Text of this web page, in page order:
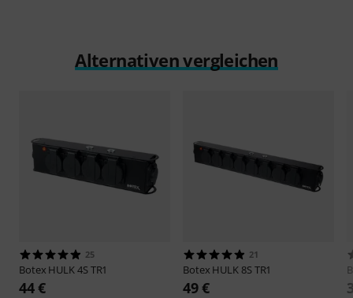
Alternativen vergleichen
25
Botex HULK 4S TR1
44 €
21
Botex HULK 8S TR1
49 €